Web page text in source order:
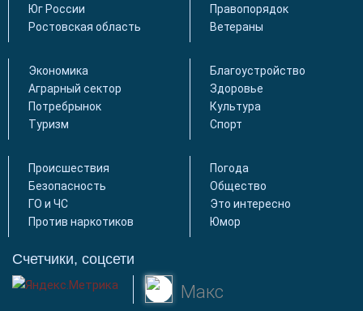
Юг России
Ростовская область
Правопорядок
Ветераны
Экономика
Аграрный сектор
Потребрынок
Туризм
Благоустройство
Здоровье
Культура
Спорт
Происшествия
Безопасность
ГО и ЧС
Против наркотиков
Погода
Общество
Это интересно
Юмор
Счетчики, соцсети
Макс